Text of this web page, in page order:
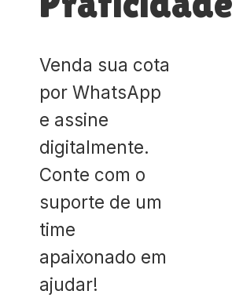
Venda sua cota
por WhatsApp
e assine
digitalmente.
Conte com o
suporte de um
time
apaixonado em
ajudar!